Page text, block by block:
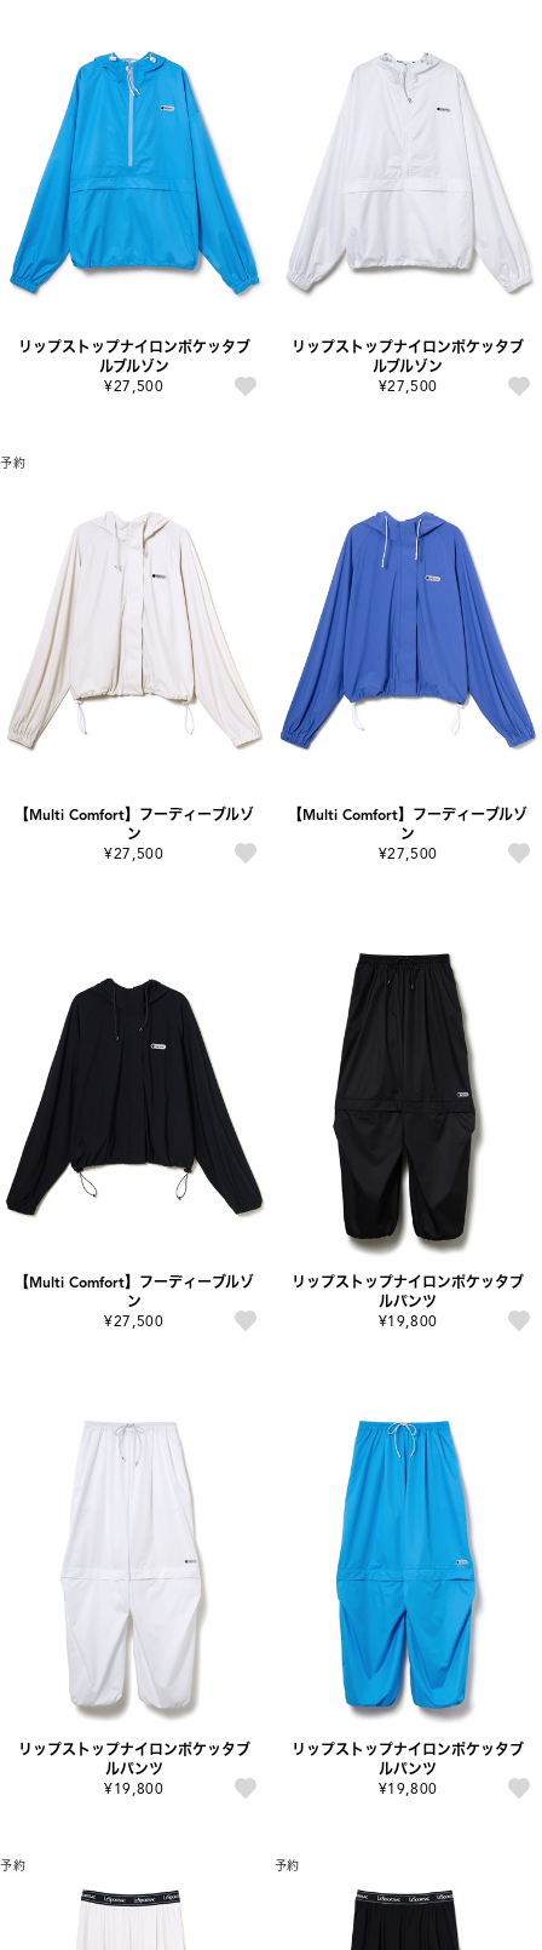
リップストップナイロンポケッタブ
ルブルゾン
¥27,500
リップストップナイロンポケッタブ
ルブルゾン
¥27,500
予約
【Multi Comfort】フーディーブルゾ
ン
¥27,500
【Multi Comfort】フーディーブルゾ
ン
¥27,500
【Multi Comfort】フーディーブルゾ
ン
¥27,500
リップストップナイロンポケッタブ
ルパンツ
¥19,800
リップストップナイロンポケッタブ
ルパンツ
¥19,800
リップストップナイロンポケッタブ
ルパンツ
¥19,800
予約 予約